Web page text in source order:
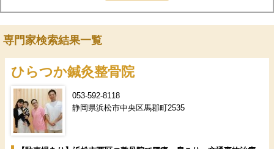
専門家検索結果一覧
ひらつか鍼灸整骨院
053-592-8118
静岡県浜松市中央区馬郡町2535